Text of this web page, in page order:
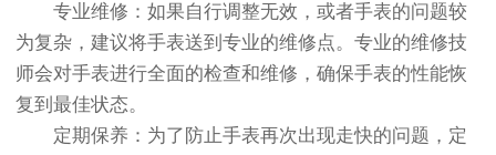
专业维修：如果自行调整无效，或者手表的问题较
为复杂，建议将手表送到专业的维修点。专业的维修技
师会对手表进行全面的检查和维修，确保手表的性能恢
复到最佳状态。
定期保养：为了防止手表再次出现走快的问题，定